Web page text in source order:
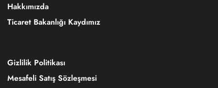
Hakkımızda
Ticaret Bakanlığı Kaydımız
Gizlilik Politikası
Mesafeli Satış Sözleşmesi